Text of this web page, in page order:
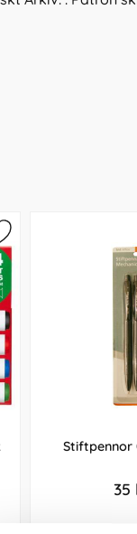
Stiftpennor
35